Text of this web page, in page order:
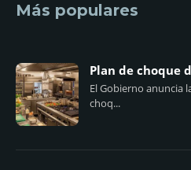
Más populares
Plan de choque
El Gobierno anuncia
choq...